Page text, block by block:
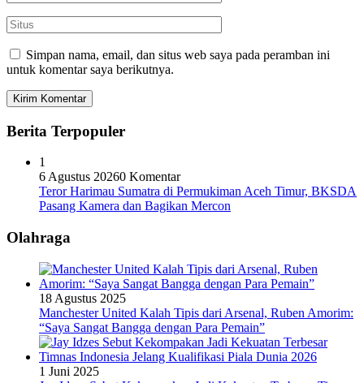
Simpan nama, email, dan situs web saya pada peramban ini
untuk komentar saya berikutnya.
Berita Terpopuler
1
6 Agustus 20260 Komentar
Teror Harimau Sumatra di Permukiman Aceh Timur, BKSDA
Pasang Kamera dan Bagikan Mercon
Olahraga
18 Agustus 2025
Manchester United Kalah Tipis dari Arsenal, Ruben Amorim:
“Saya Sangat Bangga dengan Para Pemain”
1 Juni 2025